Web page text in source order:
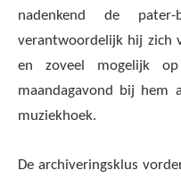
nadenkend de
verantwoordelijk hij zich
en zoveel mogelijk
maandagavond bij hem
muziekhoek.
De archiveringsklus